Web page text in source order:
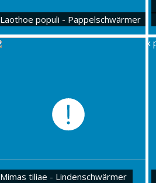
Laothoe populi - Pappelschwärmer
Mimas tiliae - Lindenschwärmer